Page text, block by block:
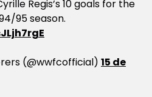
Regis’s 10 goals for the
95 season.
(@wwfcofficial) 15 de